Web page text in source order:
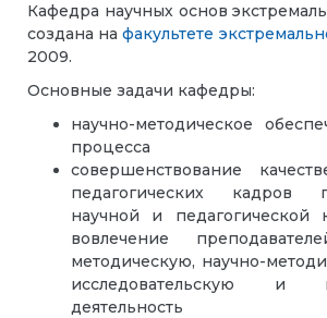
Кафедра научных основ
создана нафакультете
2009.
Основные задачи кафедры:
научно-методическое
процесса
совершенствование
педагогических кадров
научной и педагогической
вовлечение
методическую, научно-
исследовательскую и
деятельность